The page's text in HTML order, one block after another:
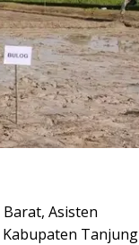
Asisten
Tanjung